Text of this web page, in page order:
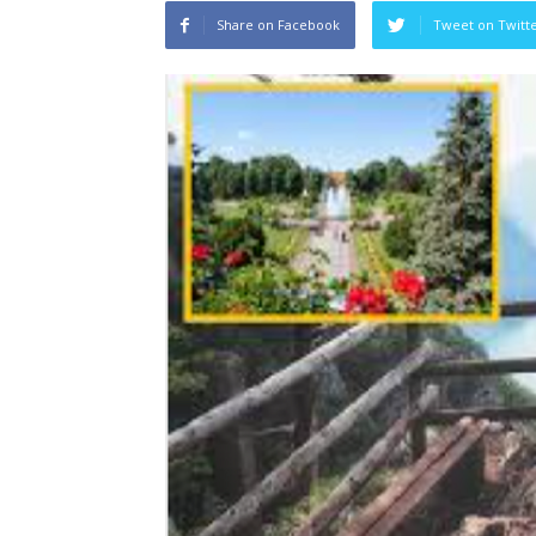
Share on Facebook Tweet on